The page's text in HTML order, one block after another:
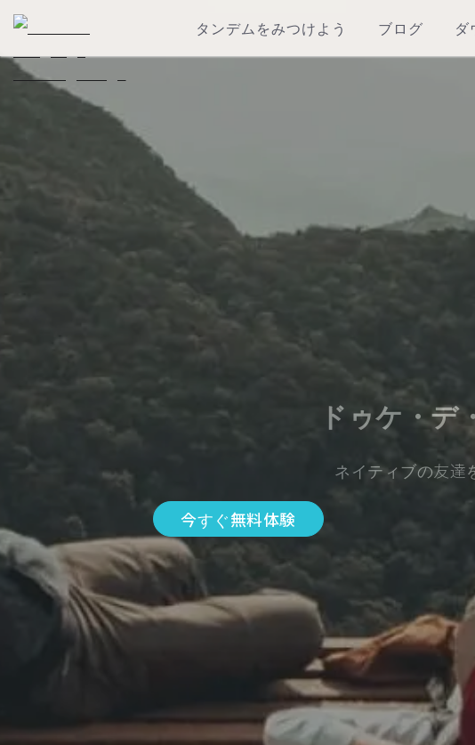
タンデムをみつけよう ブログ ダ
ドゥケ・デ
ネイティブの友達
今すぐ無料体験